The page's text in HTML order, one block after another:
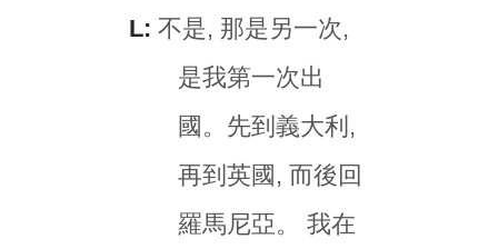
L: 不是, 那是另一次,
是我第一次出
國。先到義大利,
再到英國, 而後回
羅馬尼亞。 我在